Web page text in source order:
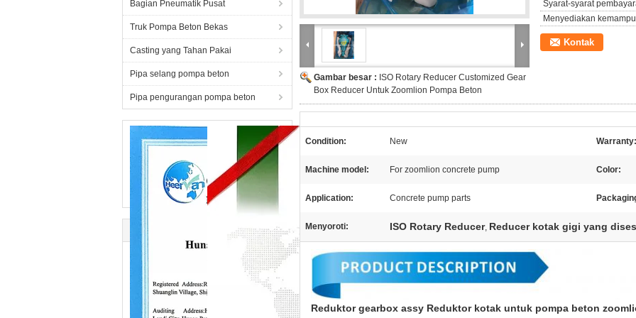
Bagian Pneumatik Pusat
Truk Pompa Beton Bekas
Casting yang Tahan Pakai
Pipa selang pompa beton
Pipa pengurangan pompa beton
Gambar besar : ISO Rotary Reducer Customized Gear
Box Reducer Untuk Zoomlion Pompa Beton
Syarat-syarat
Menyediakan
Kontak
Condition: New Warranty:
Machine model: For zoomlion concrete pump Color:
Application: Concrete pump parts
Menyoroti: ISO Rotary Reducer, Reducer kotak gigi yang
Reduktor gearbox assy Reduktor kotak untuk pompa beton